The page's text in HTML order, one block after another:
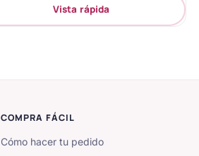
Vista rápida
COMPRA FÁCIL
Cómo hacer tu pedido